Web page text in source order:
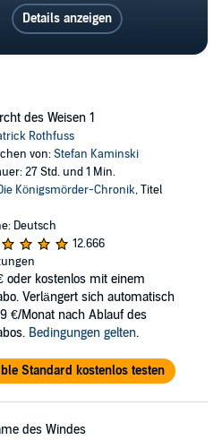
Details anzeigen
des Weisen 1
Rothfuss
von:Stefan Kaminski
27 Std. und 1 Min.
Königsmörder-Chronik, Titel
Deutsch
12.666
oder kostenlos mit einem
Verlängert sich automatisch
€/Monat nach Ablauf des
Bedingungen gelten.
Standard kostenlos testen
des Windes